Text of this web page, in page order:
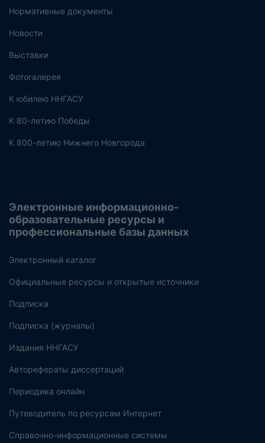
Нормативные документы
Новости
Выставки
Фотогалерея
К юбилею ННГАСУ
К 80-летию Победы
К 800-летию Нижнего Новгорода
Электронные информационно-
образовательные ресурсы и
профессиональные базы данных
Электронный каталог
Официальные ресурсы и открытые источники
Подписка
Подписка (журналы)
Издания ННГАСУ
Авторефераты диссертаций
Периодика онлайн
Путеводитель по ресурсам Интернет
Справочно-информационные системы